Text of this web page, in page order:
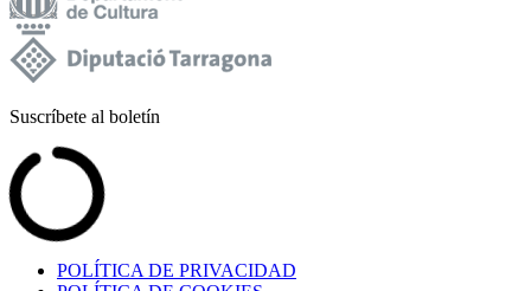
Suscríbete al boletín
POLÍTICA DE PRIVACIDAD